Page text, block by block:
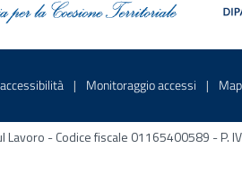
una nuova finestraSito interno - Apre in una nuova
Monitoraggio accessi Sito
- Codice fiscale 01165400589 - P.